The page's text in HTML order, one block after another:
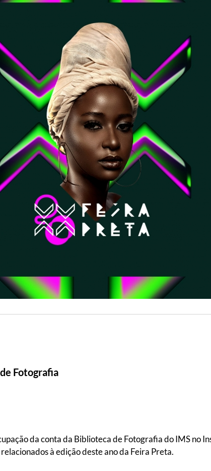
Fotografia
da conta da Biblioteca de Fotografia do IMS no
à edição deste ano da Feira Preta.